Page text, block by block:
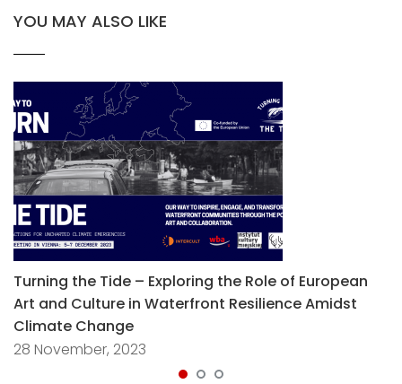
YOU MAY ALSO LIKE
Turning the Tide – Exploring the Role of European
Art and Culture in Waterfront Resilience Amidst
Climate Change
28 November, 2023